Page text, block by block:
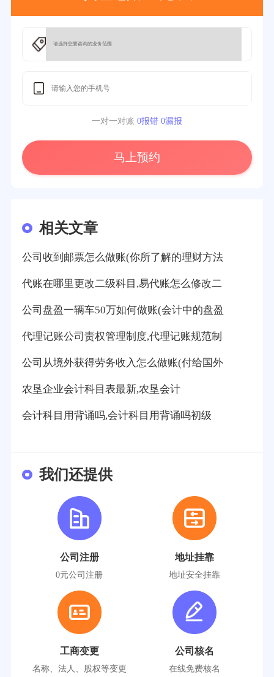
一对一对账 0报错 0漏报
马上预约
相关文章
公司收到邮票怎么做账(你所了解的理财方法
代账在哪里更改二级科目,易代账怎么修改二
公司盘盈一辆车50万如何做账(会计中的盘盈
代理记账公司责权管理制度,代理记账规范制
公司从境外获得劳务收入怎么做账(付给国外
农垦企业会计科目表最新,农垦会计
会计科目用背诵吗,会计科目用背诵吗初级
我们还提供
公司注册
0元公司注册
地址挂靠
地址安全挂靠
工商变更
名称、法人、股权等变更
公司核名
在线免费核名